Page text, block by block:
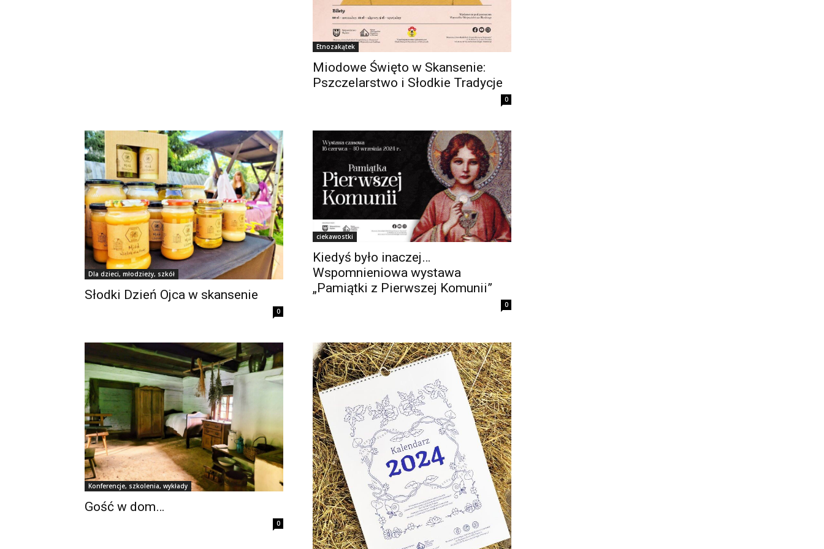
Etnozakątek
Miodowe Święto w Skansenie:
Pszczelarstwo i Słodkie Tradycje
0
Dla dzieci, młodzieży, szkół
Słodki Dzień Ojca w skansenie
0
ciekawostki
Kiedyś było inaczej…
Wspomnieniowa wystawa
„Pamiątki z Pierwszej Komunii”
0
Konferencje, szkolenia, wykłady
Gość w dom…
0